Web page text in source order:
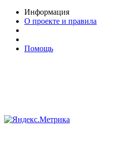
Информация
О проекте и правила
Помощь